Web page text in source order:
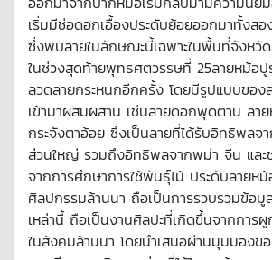
เริ่มมีช่อดอกเอื้องประดับย้อยออกมาทั้งส
ซึ่งพบลายในลักษณะนี้เฉพาะในพื้นที่จังหวัด
ในช่วงสุดท้ายพุทธศตวรรษที่ 25ลายหม้อปู
ลวดลายกระหนกอีกครั้ง โดยมีรูปแบบของ
เข้ามาผสมผสาน เช่นลายดอกพุดตาน ลา
กระจังตาอ้อย ซึ่งเป็นลายที่ได้รับอิทธิพลจ
ส่วนใหญ่ รวมถึงอิทธิพลจากพม่า จีน และ
จากการศึกษาการใช้พันธุ์ไม้ ประดับลายห
ศิลปกรรมล้านนา ถือเป็นการรวบรวมข้อมู
เหล่านี้ ถือเป็นงานศิลปะที่เกิดขึ้นจากการ
ในสังคมล้านนา โดยนำเสนอผ่านมุมมองข